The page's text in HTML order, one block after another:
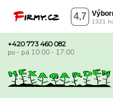
+420 773 460 082
po - pá 10:00 - 17:00